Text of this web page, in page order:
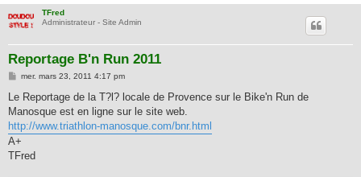
TFred
Administrateur - Site Admin
Reportage B'n Run 2011
M
s
a
g
e
mer. mars 23, 2011 4:17 pm
Le Reportage de la T?l? locale de Provence sur le Bike'n Run de
Manosque est en ligne sur le site web.
http://www.triathlon-manosque.com/bnr.html
A+
TFred